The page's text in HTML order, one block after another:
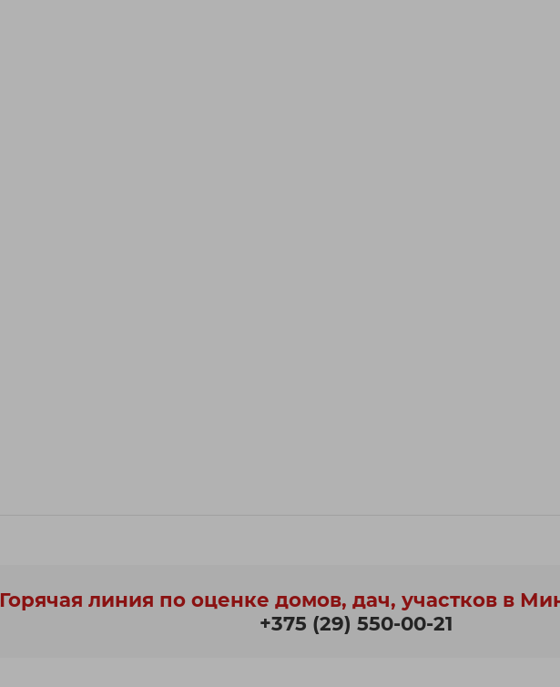
Горячая линия по оценке домов, дач, участков в
+375 (29) 550-00-21